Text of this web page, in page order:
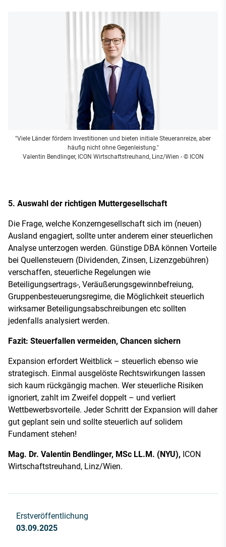
"Viele Länder fördern Investitionen und bieten initiale Steueranreize, aber
häufig nicht ohne Gegenleistung."
Valentin Bendlinger, ICON Wirtschaftstreuhand, Linz/Wien - © ICON
5. Auswahl der richtigen Muttergesellschaft
Die Frage, welche Konzerngesellschaft sich im (neuen)
Ausland engagiert, sollte unter anderem einer steuerlichen
Analyse unterzogen werden. Günstige DBA können Vorteile
bei Quellensteuern (Dividenden, Zinsen, Lizenzgebühren)
verschaffen, steuerliche Regelungen wie
Beteiligungsertrags-, Veräußerungsgewinnbefreiung,
Gruppenbesteuerungsregime, die Möglichkeit steuerlich
wirksamer Beteiligungsabschreibungen etc sollten
jedenfalls analysiert werden.
Fazit: Steuerfallen vermeiden, Chancen sichern
Expansion erfordert Weitblick – steuerlich ebenso wie
strategisch. Einmal ausgelöste Rechtswirkungen lassen
sich kaum rückgängig machen. Wer steuerliche Risiken
ignoriert, zahlt im Zweifel doppelt – und verliert
Wettbewerbsvorteile. Jeder Schritt der Expansion will daher
gut geplant sein und sollte steuerlich auf solidem
Fundament stehen!
Mag. Dr. Valentin Bendlinger, MSc LL.M. (NYU), ICON
Wirtschaftstreuhand, Linz/Wien.
Erstveröffentlichung
03.09.2025